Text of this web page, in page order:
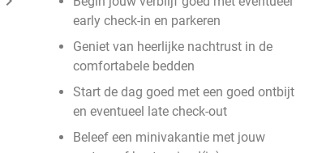
early check-in en parkeren
Geniet van heerlijke nachtrust in de
comfortabele bedden
Start de dag goed met een goed ontbijt
en eventueel late check-out
Beleef een minivakantie met jouw